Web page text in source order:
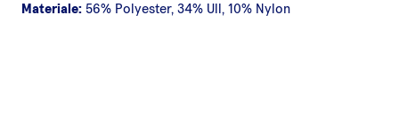
Materiale: 56% Polyester, 34% Ull, 10% Nylon